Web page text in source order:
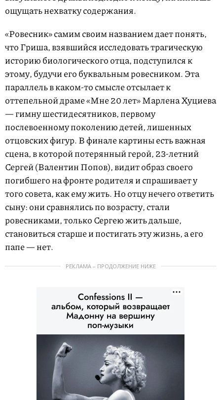
ощущать нехватку содержания.
«Ровесник» самим своим названием дает понять,
что Гриша, взявшийся исследовать трагическую
историю биологического отца, подступился к
этому, будучи его буквальным ровесником. Эта
параллель в каком-то смысле отсылает к
оттепельной драме «Мне 20 лет» Марлена Хуциева
— гимну шестидесятников, первому
послевоенному поколению детей, лишенных
отцовских фигур. В финале картины есть важная
сцена, в которой потерянный герой, 23-летний
Сергей (Валентин Попов), видит образ своего
погибшего на фронте родителя и спрашивает у
того совета, как ему жить. Но отцу нечего ответить
сыну: они сравнялись по возрасту, стали
ровесниками, только Сергею жить дальше,
становиться старше и постигать эту жизнь, а его
папе — нет.
РЕКЛАМА – ПРОДОЛЖЕНИЕ НИЖЕ